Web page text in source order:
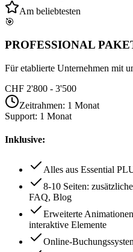
Am beliebtesten
🎯
PROFESSIONAL
Für etablierte Unternehmen mit
CHF 2'800 - 3'500
Zeitrahmen: 1 Monat
Support: 1 Monat
Inklusive:
Alles aus Essential
8-10 Seiten:
FAQ, Blog
Erweiterte
interaktive Elemente
Online-